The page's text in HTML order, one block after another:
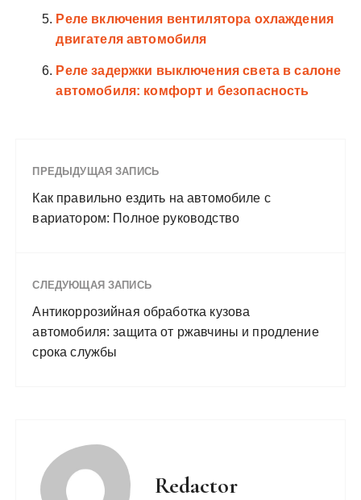
Реле включения вентилятора охлаждения
двигателя автомобиля
Реле задержки выключения света в салоне
автомобиля: комфорт и безопасность
ПРЕДЫДУЩАЯ ЗАПИСЬ
Как правильно ездить на автомобиле с
вариатором: Полное руководство
СЛЕДУЮЩАЯ ЗАПИСЬ
Антикоррозийная обработка кузова
автомобиля: защита от ржавчины и продление
срока службы
Redactor